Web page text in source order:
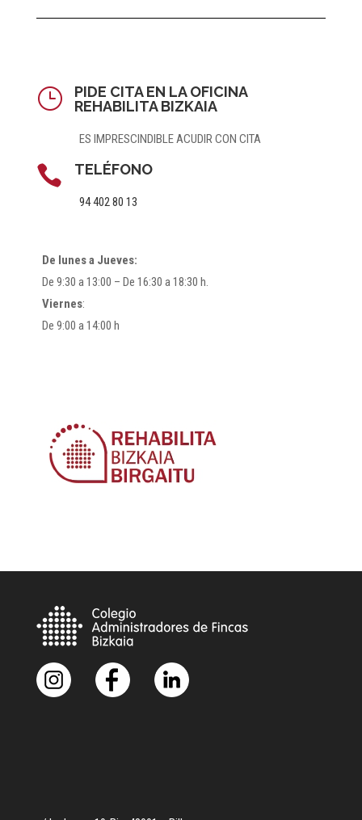
}
PIDE CITA EN LA OFICINA
REHABILITA BIZKAIA
ES IMPRESCINDIBLE ACUDIR CON CITA
 TELÉFONO
94 402 80 13
De lunes a Jueves:
De 9:30 a 13:00 – De 16:30 a 18:30 h.
Viernes:
De 9:00 a 14:00 h